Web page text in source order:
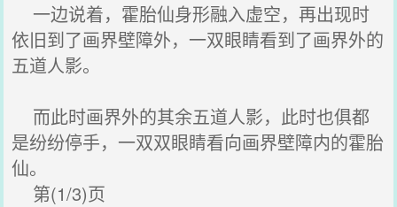
一边说着，霍胎仙身形融入虚空，再出现时
依旧到了画界壁障外，一双眼睛看到了画界外的
五道人影。
而此时画界外的其余五道人影，此时也俱都
是纷纷停手，一双双眼睛看向画界壁障内的霍胎
仙。
第(1/3)页